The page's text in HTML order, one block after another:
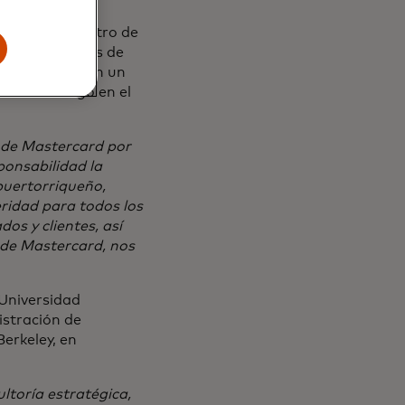
liderazgo dentro de
en equipos de
resultaron en un
liderazgo en el
Mastercard por
la
para todos los
y clientes, así
Mastercard, nos
de
en
estratégica,